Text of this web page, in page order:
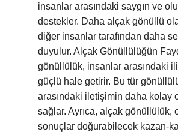
insanlar arasındaki saygın ve
destekler. Daha alçak gönüllü
diğer insanlar tarafından daha
duyulur. Alçak Gönüllülüğün
gönüllülük, insanlar arasındaki
güçlü hale getirir. Bu tür
arasındaki iletişimin daha kolay
sağlar. Ayrıca, alçak gönüllülük,
sonuçlar doğurabilecek kazan-